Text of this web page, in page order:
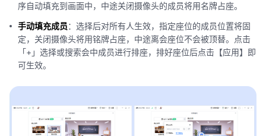
序自动填充到画面中，中途关闭摄像头的成员将用名牌占座。
手动填充成员：选择后对所有人生效，指定座位的成员位置将固
定，关闭摄像头将用铭牌占座，中途离会座位不会被顶替。点击
「+」选择或搜索会中成员进行排座，排好座位后点击【应用】即
可生效。